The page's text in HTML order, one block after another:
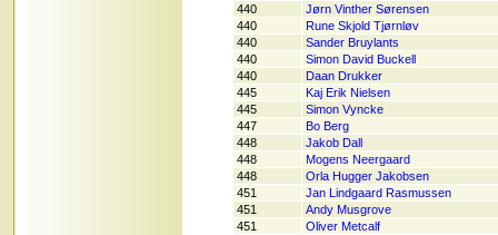
440
Jørn Vinther Sørensen
440
Rune Skjold Tjørnløv
440
Sander Bruylants
440
Simon David Buckell
440
Daan Drukker
445
Kaj Erik Nielsen
445
Simon Vyncke
447
Bo Berg
448
Jakob Dall
448
Mogens Neergaard
448
Orla Hugger Jakobsen
451
Jan Lindgaard Rasmussen
451
Andy Musgrove
451
Oliver Metcalf